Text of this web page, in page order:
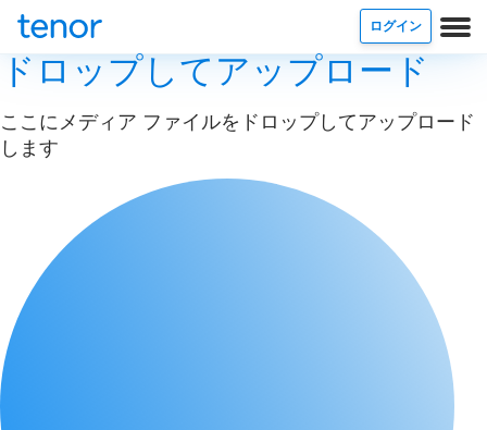
ログイン
ドロップしてアップロード
ここにメディア ファイルをドロップしてアップロード
します